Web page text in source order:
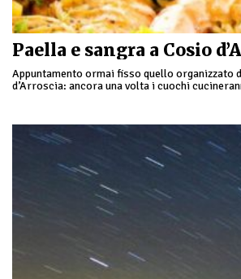
Paella e sangra a Cosio
Appuntamento ormai fisso quello organizzato
d’Arroscia: ancora una volta i cuochi